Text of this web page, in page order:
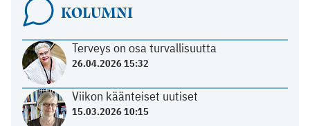
KOLUMNI
Terveys on osa turvallisuutta
26.04.2026 15:32
Viikon käänteiset uutiset
15.03.2026 10:15